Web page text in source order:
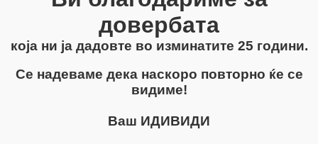
довербата
која ни ја дадовте во изминатите 25 години.
Се надеваме дека наскоро повторно ќе се
видиме!
Ваш ИДИВИДИ